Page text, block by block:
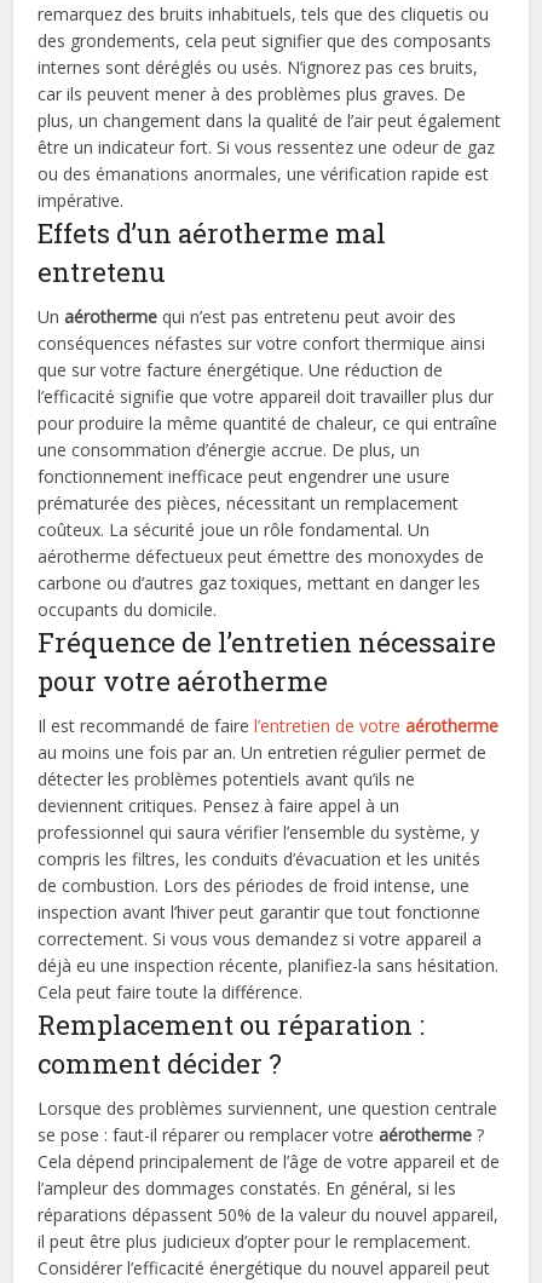
remarquez des bruits inhabituels, tels que des cliquetis ou
des grondements, cela peut signifier que des composants
internes sont déréglés ou usés. N’ignorez pas ces bruits,
car ils peuvent mener à des problèmes plus graves. De
plus, un changement dans la qualité de l’air peut également
être un indicateur fort. Si vous ressentez une odeur de gaz
ou des émanations anormales, une vérification rapide est
impérative.
Effets d’un aérotherme mal
entretenu
Unaérotherme qui n’est pas entretenu peut avoir des
conséquences néfastes sur votre confort thermique ainsi
que sur votre facture énergétique. Une réduction de
l’efficacité signifie que votre appareil doit travailler plus dur
pour produire la même quantité de chaleur, ce qui entraîne
une consommation d’énergie accrue. De plus, un
fonctionnement inefficace peut engendrer une usure
prématurée des pièces, nécessitant un remplacement
coûteux. La sécurité joue un rôle fondamental. Un
aérotherme défectueux peut émettre des monoxydes de
carbone ou d’autres gaz toxiques, mettant en danger les
occupants du domicile.
Fréquence de l’entretien nécessaire
pour votre aérotherme
Il est recommandé de fairel’entretien de votreaérotherme
au moins une fois par an. Un entretien régulier permet de
détecter les problèmes potentiels avant qu’ils ne
deviennent critiques. Pensez à faire appel à un
professionnel qui saura vérifier l’ensemble du système, y
compris les filtres, les conduits d’évacuation et les unités
de combustion. Lors des périodes de froid intense, une
inspection avant l’hiver peut garantir que tout fonctionne
correctement. Si vous vous demandez si votre appareil a
déjà eu une inspection récente, planifiez-la sans hésitation.
Cela peut faire toute la différence.
Remplacement ou réparation :
comment décider ?
Lorsque des problèmes surviennent, une question centrale
se pose : faut-il réparer ou remplacer votreaérotherme ?
Cela dépend principalement de l’âge de votre appareil et de
l’ampleur des dommages constatés. En général, si les
réparations dépassent 50% de la valeur du nouvel appareil,
il peut être plus judicieux d’opter pour le remplacement.
Considérer l’efficacité énergétique du nouvel appareil peut